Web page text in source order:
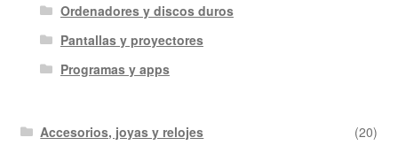
Ordenadores y discos duros
Pantallas y proyectores
Programas y apps
Accesorios, joyas y relojes
(20)